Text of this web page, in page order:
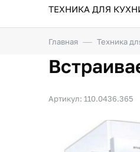
ТЕХНИКА ДЛЯ
Главная Техника
Артикул: 110.0436.365